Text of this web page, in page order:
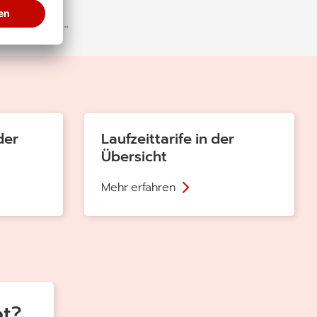
die Lupe
Laufzeittarife in der
Übersicht
Mehr erfahren